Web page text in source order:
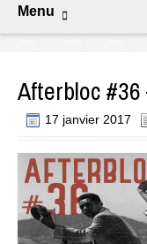
Menu
Afterbloc
17 janvier 2017